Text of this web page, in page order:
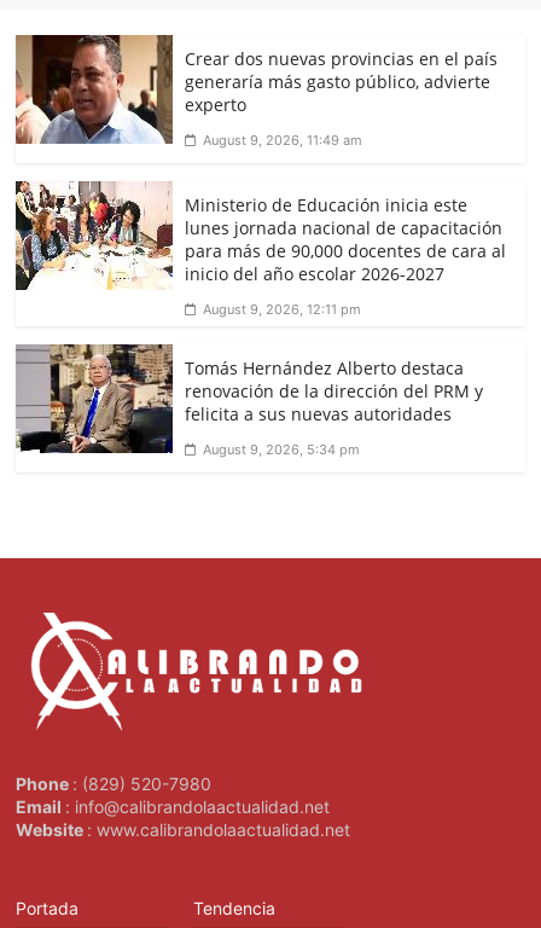
Crear dos nuevas provincias en el país
generaría más gasto público, advierte
experto
August 9, 2026, 11:49 am
Ministerio de Educación inicia este
lunes jornada nacional de capacitación
para más de 90,000 docentes de cara al
inicio del año escolar 2026-2027
August 9, 2026, 12:11 pm
Tomás Hernández Alberto destaca
renovación de la dirección del PRM y
felicita a sus nuevas autoridades
August 9, 2026, 5:34 pm
Phone : (829) 520-7980
Email : info@calibrandolaactualidad.net
Website : www.calibrandolaactualidad.net
Portada Tendencia